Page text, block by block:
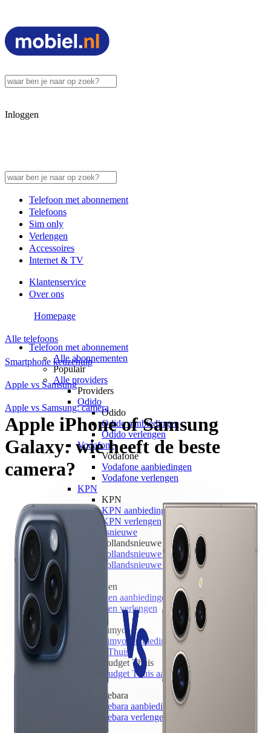
Inloggen
Telefoon met abonnement
Telefoons
Sim only
Verlengen
Accessoires
Internet & TV
Klantenservice
Over ons
Telefoon met abonnement
Alle abonnementen
Populair
Alle providers
Providers
Odido
Odido
Odido aanbiedingen
Odido verlengen
Vodafone
Vodafone
Vodafone aanbiedingen
Vodafone verlengen
KPN
KPN
KPN aanbiedingen
KPN verlengen
hollandsnieuwe
hollandsnieuwe
hollandsnieuwe aanbiedingen
hollandsnieuwe verlengen
Ben
Ben aanbiedingen
Ben verlengen
Simyo
Simyo aanbiedingen
Budget Thuis
Budget Thuis
Budget Thuis aanbiedingen
Lebara
Lebara aanbiedingen
Lebara verlengen
Homepage
Alle telefoons
Smartphone keuzehulp
Apple vs Samsung
Apple vs Samsung: camera
Apple iPhone of Samsung
Galaxy: wie heeft de beste
camera?